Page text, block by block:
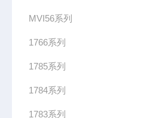
MVI56系列
1766系列
1785系列
1784系列
1783系列